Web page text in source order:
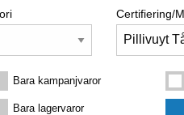
Certifiering/
Bara kampanjvaror
Bara lagervaror